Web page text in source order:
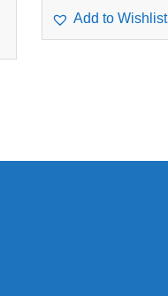
Add to Wishlist